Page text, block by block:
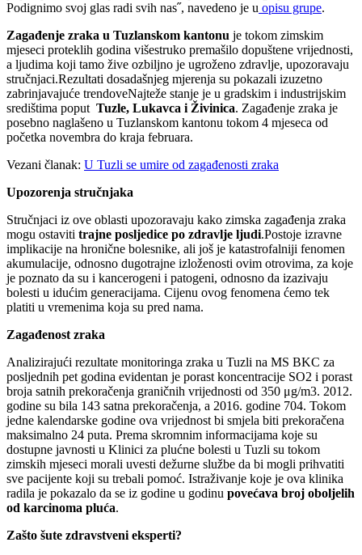
Podignimo svoj glas radi svih nas˝, navedeno je u opisu grupe.
Zagađenje zraka u Tuzlanskom kantonu je tokom zimskim
mjeseci proteklih godina višestruko premašilo dopuštene vrijednosti,
a ljudima koji tamo žive ozbiljno je ugroženo zdravlje, upozoravaju
stručnjaci.Rezultati dosadašnjeg mjerenja su pokazali izuzetno
zabrinjavajuće trendoveNajteže stanje je u gradskim i industrijskim
središtima poput Tuzle, Lukavca i Živinica. Zagađenje zraka je
posebno naglašeno u Tuzlanskom kantonu tokom 4 mjeseca od
početka novembra do kraja februara.
Vezani članak: U Tuzli se umire od zagađenosti zraka
Upozorenja stručnjaka
Stručnjaci iz ove oblasti upozoravaju kako zimska zagađenja zraka
mogu ostaviti trajne posljedice po zdravlje ljudi.Postoje izravne
implikacije na hronične bolesnike, ali još je katastrofalniji fenomen
akumulacije, odnosno dugotrajne izloženosti ovim otrovima, za koje
je poznato da su i kancerogeni i patogeni, odnosno da izazivaju
bolesti u idućim generacijama. Cijenu ovog fenomena ćemo tek
platiti u vremenima koja su pred nama.
Zagađenost zraka
Analizirajući rezultate monitoringa zraka u Tuzli na MS BKC za
posljednih pet godina evidentan je porast koncentracije SO2 i porast
broja satnih prekoračenja graničnih vrijednosti od 350 μg/m3. 2012.
godine su bila 143 satna prekoračenja, a 2016. godine 704. Tokom
jedne kalendarske godine ova vrijednost bi smjela biti prekoračena
maksimalno 24 puta. Prema skromnim informacijama koje su
dostupne javnosti u Klinici za plućne bolesti u Tuzli su tokom
zimskih mjeseci morali uvesti dežurne službe da bi mogli prihvatiti
sve pacijente koji su trebali pomoć. Istraživanje koje je ova klinika
radila je pokazalo da se iz godine u godinu povećava broj oboljelih
od karcinoma pluća.
Zašto šute zdravstveni eksperti?